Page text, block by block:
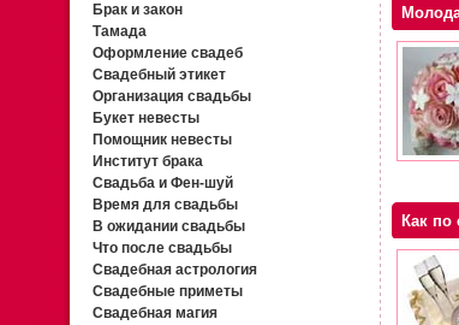
Брак и закон
Тамада
Оформление свадеб
Свадебный этикет
Организация свадьбы
Букет невесты
Помощник невесты
Институт брака
Свадьба и Фен-шуй
Время для свадьбы
В ожидании свадьбы
Что после свадьбы
Свадебная астрология
Свадебные приметы
Свадебная магия
Как по